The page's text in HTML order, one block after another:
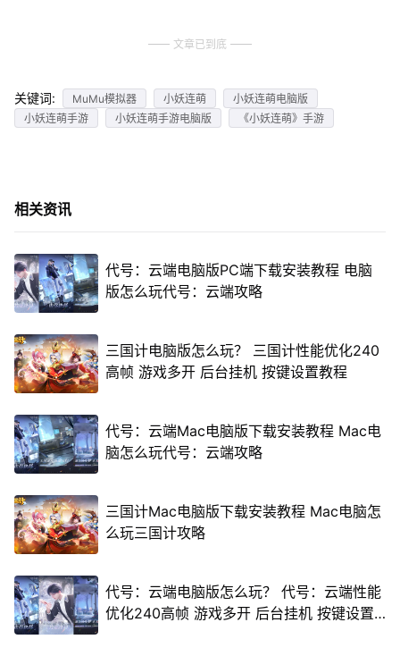
文章已到底
关键词: MuMu模拟器 小妖连萌
小妖连萌电脑版
小妖连萌手游
小妖连萌手游电脑版 《小妖连萌》手游
相关资讯
代号：云端电脑版PC端下载安装教程 电脑
版怎么玩代号：云端攻略
三国计电脑版怎么玩？ 三国计性能优化240
高帧 游戏多开 后台挂机 按键设置教程
代号：云端Mac电脑版下载安装教程 Mac电
脑怎么玩代号：云端攻略
三国计Mac电脑版下载安装教程 Mac电脑怎
么玩三国计攻略
代号：云端电脑版怎么玩？ 代号：云端性能
优化240高帧 游戏多开 后台挂机 按键设置